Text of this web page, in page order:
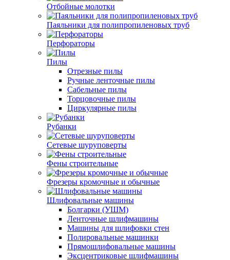
Отбойные молотки
Паяльники для полипропиленовых труб
Перфораторы
Пилы
Отрезные пилы
Ручные ленточные пилы
Сабельные пилы
Торцовочные пилы
Циркулярные пилы
Рубанки
Сетевые шуруповерты
Фены строительные
Фрезеры кромочные и обычные
Шлифовальные машины
Болгарки (УШМ)
Ленточные шлифмашины
Машины для шлифовки стен
Полировальные машинки
Прямошлифовальные машины
Эксцентриковые шлифмашины